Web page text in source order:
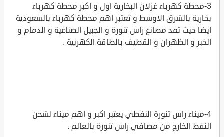
3-محطة كهرباء غزلان البخارية اول و اكبر محطة كهرباء
بخارية بالشرق الاوسط و تعتبر اهم محطة كهرباء بالسعودية
ايضا حيث تمد مصانع راس تنورة و الجبيل الصناعية و الدمام و
الخبر و الظهران و القطيف بالطاقة الكهربية .
4-ميناء راس تنورة النفطي يعتبر اكبر و اهم ميناء لشحن
النفط الخارج من مصافي راس تنورة بالعالم .